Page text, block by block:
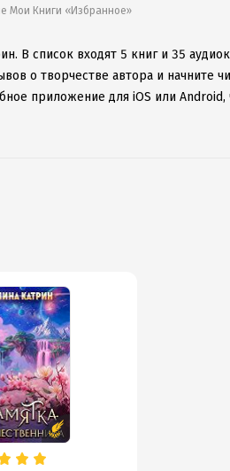
Мои Книги «Избранное»
В список входят 5 книг и 35
о творчестве автора и начните
приложение для iOS или Android,